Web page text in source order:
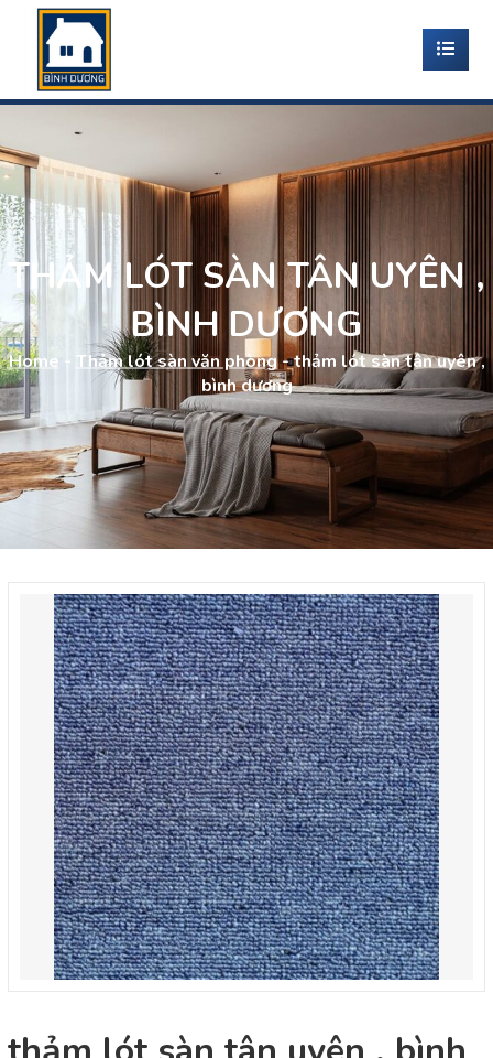
THẢM LÓT SÀN TÂN UYÊN ,
BÌNH DƯƠNG
Home - Thảm lót sàn văn phòng-thảm lót sàn tân uyên ,
bình dương